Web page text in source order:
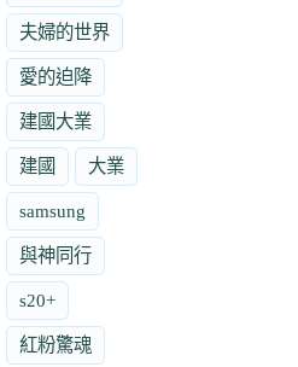
夫婦的世界
愛的迫降
建國大業
建國 大業
samsung
與神同行
s20+
紅粉驚魂